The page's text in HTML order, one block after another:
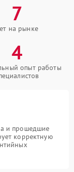
7
на рынке
4
опыт работы
и прошедшие
корректную